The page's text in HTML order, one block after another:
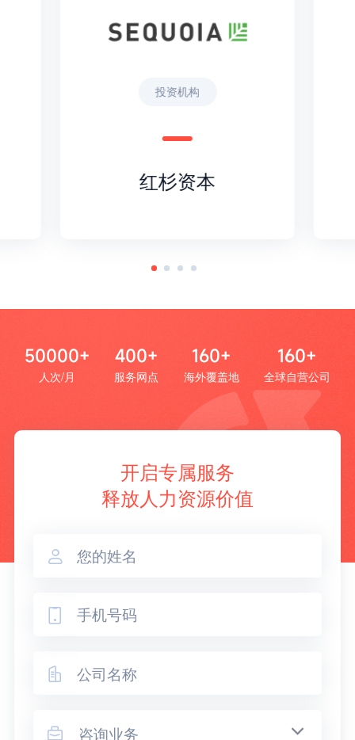
投资机构
红杉资本
50000+
人次/月
400+
服务网点
160+
海外覆盖地
160+
全球自营公司
开启专属服务
释放人力资源价值



 咨询业务